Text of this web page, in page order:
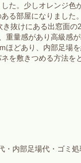
た。少しオレンジ色
る部屋になりました。
抜けにある出窓面の
重量感があり高級感が
ほどあり、内部足場
を敷きつめる方法を
内部足場代・ゴミ処